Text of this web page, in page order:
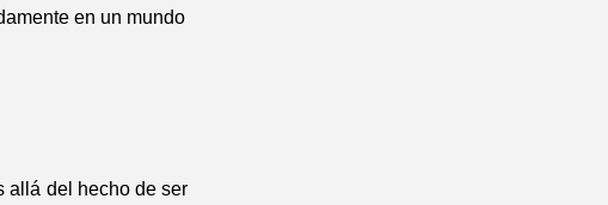
en un mundo
allá del hecho de ser